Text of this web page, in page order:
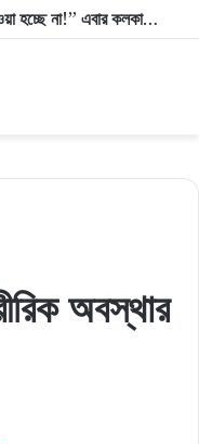
“বিধানসভায় পরিকল্পিতভাবে কথা বলতে দেওয়া হচ্ছে না!” এবার কলকাতা হাই কোর্টের দ্বারস্থ বিধায়ক কুণাল ঘোষ
অবস্থার